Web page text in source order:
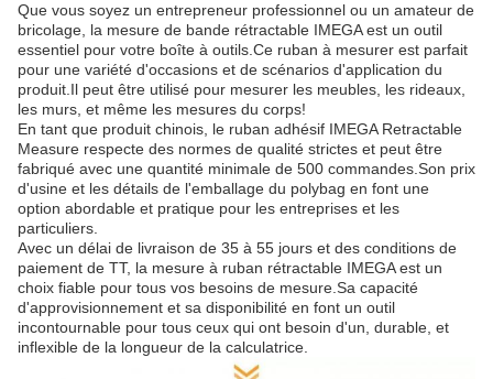
Que vous soyez un entrepreneur professionnel ou un amateur de
bricolage, la mesure de bande rétractable IMEGA est un outil
essentiel pour votre boîte à outils.Ce ruban à mesurer est parfait
pour une variété d'occasions et de scénarios d'application du
produit.Il peut être utilisé pour mesurer les meubles, les rideaux,
les murs, et même les mesures du corps!
En tant que produit chinois, le ruban adhésif IMEGA Retractable
Measure respecte des normes de qualité strictes et peut être
fabriqué avec une quantité minimale de 500 commandes.Son prix
d'usine et les détails de l'emballage du polybag en font une
option abordable et pratique pour les entreprises et les
particuliers.
Avec un délai de livraison de 35 à 55 jours et des conditions de
paiement de TT, la mesure à ruban rétractable IMEGA est un
choix fiable pour tous vos besoins de mesure.Sa capacité
d'approvisionnement et sa disponibilité en font un outil
incontournable pour tous ceux qui ont besoin d'un, durable, et
inflexible de la longueur de la calculatrice.